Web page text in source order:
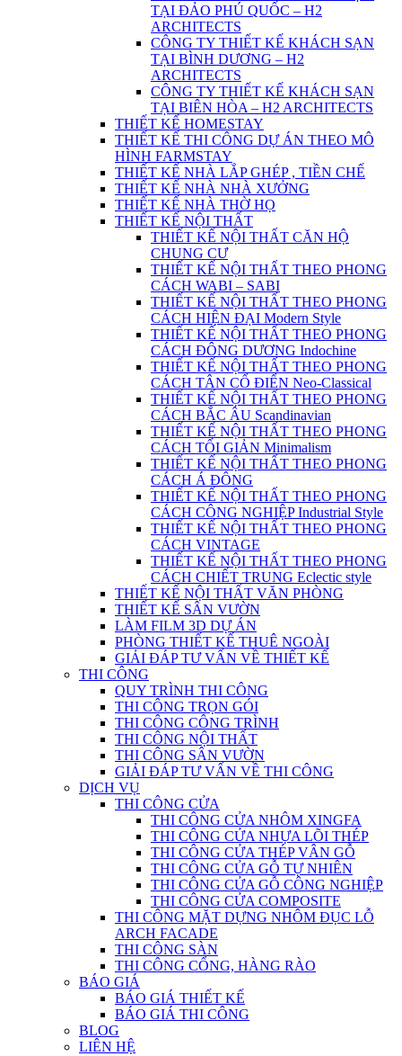
TẠI ĐẢO PHÚ QUỐC – H2
ARCHITECTS
CÔNG TY THIẾT KẾ KHÁCH SẠN
TẠI BÌNH DƯƠNG – H2
ARCHITECTS
CÔNG TY THIẾT KẾ KHÁCH SẠN
TẠI BIÊN HÒA – H2 ARCHITECTS
THIẾT KẾ HOMESTAY
THIẾT KẾ THI CÔNG DỰ ÁN THEO MÔ
HÌNH FARMSTAY
THIẾT KẾ NHÀ LẮP GHÉP , TIỀN CHẾ
THIẾT KẾ NHÀ NHÀ XƯỞNG
THIẾT KẾ NHÀ THỜ HỌ
THIẾT KẾ NỘI THẤT
THIẾT KẾ NỘI THẤT CĂN HỘ
CHUNG CƯ
THIẾT KẾ NỘI THẤT THEO PHONG
CÁCH WABI – SABI
THIẾT KẾ NỘI THẤT THEO PHONG
CÁCH HIỆN ĐẠI Modern Style
THIẾT KẾ NỘI THẤT THEO PHONG
CÁCH ĐÔNG DƯƠNG Indochine
THIẾT KẾ NỘI THẤT THEO PHONG
CÁCH TÂN CỔ ĐIỂN Neo-Classical
THIẾT KẾ NỘI THẤT THEO PHONG
CÁCH BẮC ÂU Scandinavian
THIẾT KẾ NỘI THẤT THEO PHONG
CÁCH TỐI GIẢN Minimalism
THIẾT KẾ NỘI THẤT THEO PHONG
CÁCH Á ĐÔNG
THIẾT KẾ NỘI THẤT THEO PHONG
CÁCH CÔNG NGHIỆP Industrial Style
THIẾT KẾ NỘI THẤT THEO PHONG
CÁCH VINTAGE
THIẾT KẾ NỘI THẤT THEO PHONG
CÁCH CHIẾT TRUNG Eclectic style
THIẾT KẾ NỘI THẤT VĂN PHÒNG
THIẾT KẾ SÂN VƯỜN
LÀM FILM 3D DỰ ÁN
PHÒNG THIẾT KẾ THUÊ NGOÀI
GIẢI ĐÁP TƯ VẤN VỀ THIẾT KẾ
THI CÔNG
QUY TRÌNH THI CÔNG
THI CÔNG TRỌN GÓI
THI CÔNG CÔNG TRÌNH
THI CÔNG NỘI THẤT
THI CÔNG SÂN VƯỜN
GIẢI ĐÁP TƯ VẤN VỀ THI CÔNG
DỊCH VỤ
THI CÔNG CỬA
THI CÔNG CỬA NHÔM XINGFA
THI CÔNG CỬA NHỰA LÕI THÉP
THI CÔNG CỬA THÉP VÂN GỖ
THI CÔNG CỬA GỖ TỰ NHIÊN
THI CÔNG CỬA GỖ CÔNG NGHIỆP
THI CÔNG CỬA COMPOSITE
THI CÔNG MẶT DỰNG NHÔM ĐỤC LỖ
ARCH FACADE
THI CÔNG SÀN
THI CÔNG CỔNG, HÀNG RÀO
BÁO GIÁ
BÁO GIÁ THIẾT KẾ
BÁO GIÁ THI CÔNG
BLOG
LIÊN HỆ